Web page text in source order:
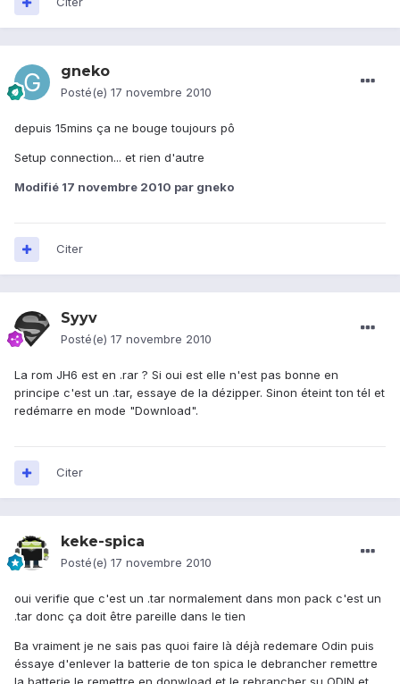
gneko
Posté(e) 17 novembre 2010
depuis 15mins ça ne bouge toujours pô
Setup connection... et rien d'autre
Modifié 17 novembre 2010 par gneko
Citer
Syyv
Posté(e) 17 novembre 2010
La rom JH6 est en .rar ? Si oui est elle n'est pas bonne en
principe c'est un .tar, essaye de la dézipper. Sinon éteint ton tél et
redémarre en mode "Download".
Citer
keke-spica
Posté(e) 17 novembre 2010
oui verifie que c'est un .tar normalement dans mon pack c'est un
.tar donc ça doit être pareille dans le tien
Ba vraiment je ne sais pas quoi faire là déjà redemare Odin puis
éssaye d'enlever la batterie de ton spica le debrancher remettre